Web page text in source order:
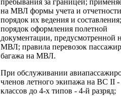
пребывания за границей;
на МВЛ формы учета и
порядок их ведения и составления;
порядок оформления полетной
документации, предусмотренной
МВЛ; правила перевозок
багажа на МВЛ.
При обслуживании
членов летного экипажа на ВС II
классов до 4-х типов - 4-й разряд;